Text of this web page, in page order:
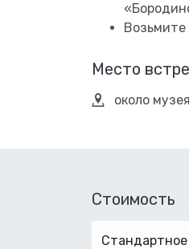
Место
около
Стоимость